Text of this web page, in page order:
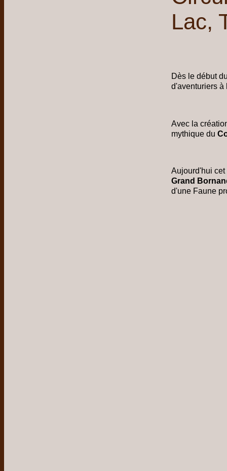
Lac,
Dès le début
d'aventuriers
Avec la
mythique du
Aujourd'hui cet
Grand
d'une Faune